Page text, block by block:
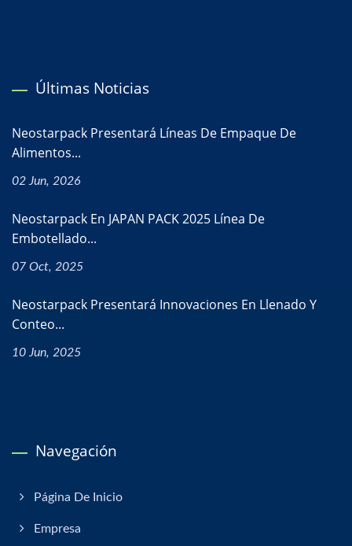
Últimas Noticias
Neostarpack Presentará Líneas De Empaque De
Alimentos...
02 Jun, 2026
Neostarpack En JAPAN PACK 2025 Línea De
Embotellado...
07 Oct, 2025
Neostarpack Presentará Innovaciones En Llenado Y
Conteo...
10 Jun, 2025
Navegación
Página De Inicio
Empresa